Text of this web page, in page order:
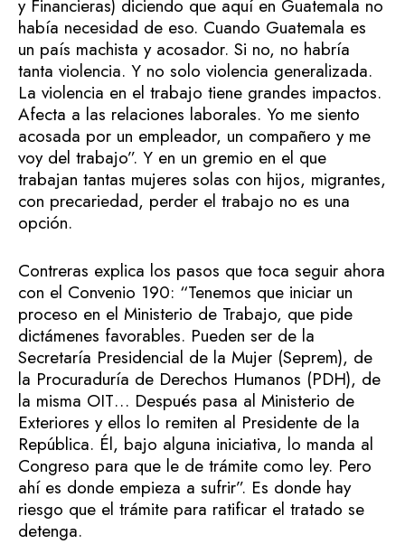
y Financieras) diciendo que aquí en Guatemala no
había necesidad de eso. Cuando Guatemala es
un país machista y acosador. Si no, no habría
tanta violencia. Y no solo violencia generalizada.
La violencia en el trabajo tiene grandes impactos.
Afecta a las relaciones laborales. Yo me siento
acosada por un empleador, un compañero y me
voy del trabajo”. Y en un gremio en el que
trabajan tantas mujeres solas con hijos, migrantes,
con precariedad, perder el trabajo no es una
opción.
Contreras explica los pasos que toca seguir ahora
con el Convenio 190: “Tenemos que iniciar un
proceso en el Ministerio de Trabajo, que pide
dictámenes favorables. Pueden ser de la
Secretaría Presidencial de la Mujer (Seprem), de
la Procuraduría de Derechos Humanos (PDH), de
la misma OIT… Después pasa al Ministerio de
Exteriores y ellos lo remiten al Presidente de la
República. Él, bajo alguna iniciativa, lo manda al
Congreso para que le de trámite como ley. Pero
ahí es donde empieza a sufrir”. Es donde hay
riesgo que el trámite para ratificar el tratado se
detenga.